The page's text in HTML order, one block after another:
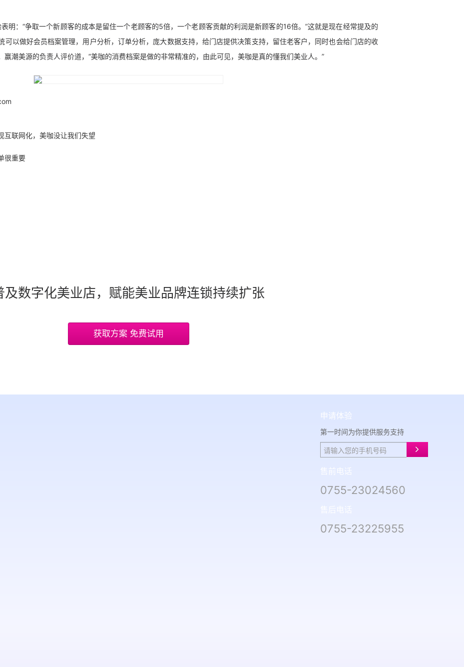
明：“争取一个新顾客的成本是留住一个老顾客的5倍，一个老顾客贡献的利润是新顾客的16倍。”这就是现在经常提及的
可以做好会员档案管理，用户分析，订单分析，庞大数据支持，给门店提供决策支持，留住老客户，同时也会给门店的收
潮美源的负责人评价道，“美咖的消费档案是做的非常精准的，由此可见，美咖是真的懂我们美业人。”
互联网化，美咖没让我们失望
很重要
及数字化美业店，赋能美业品牌连锁持续扩张
获取方案 免费试用
申请体验
第一时间为你提供服务支持
售前电话
0755-23024560
0755-23225955